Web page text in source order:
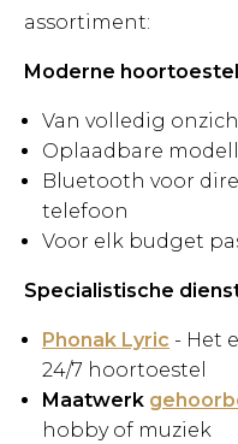
assortiment:
Moderne
Van volledig
Oplaadbare
Bluetooth voor
telefoon
Voor elk budget
Specialistische
Phonak Lyric - Het
24/7 hoortoestel
Maatwerk
hobby of muziek